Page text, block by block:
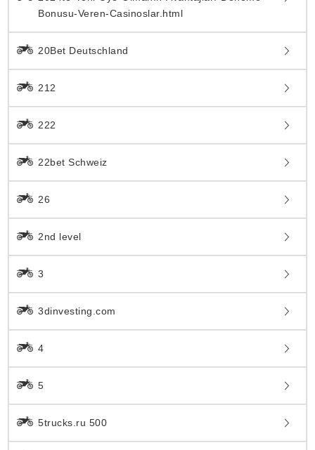
Bonusu-Veren-Casinoslar.html
20Bet Deutschland
212
222
22bet Schweiz
26
2nd level
3
3dinvesting.com
4
5
5trucks.ru 500